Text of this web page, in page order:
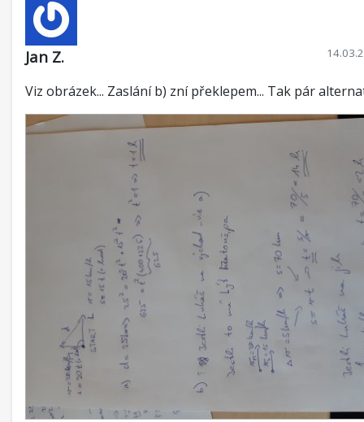
Jan Z.
Viz obrázek... Zaslání b) zní překlepem... Tak pár